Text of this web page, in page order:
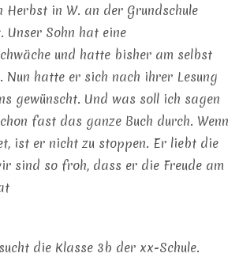
Herbst in W. an der Grundschule
Sohn hat eine
und hatte bisher am selbst
Nun hatte er sich nach ihrer Lesung
gewünscht. Und was soll ich sagen
fast das ganze Buch durch. Wenn
ist er nicht zu stoppen. Er liebt die
sind so froh, dass er die Freude am
die Klasse 3b der xx-Schule.